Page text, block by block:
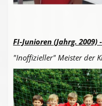
FI-Junioren (Jahrg. 2009)
"Inoffizieller" Meister der